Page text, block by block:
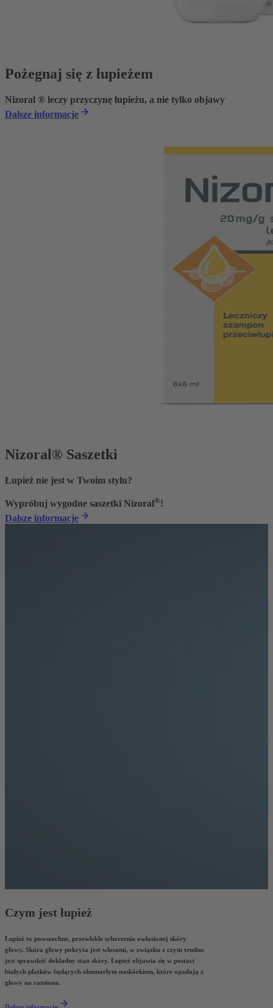
Pożegnaj się z łupieżem
Nizoral ® leczy przyczynę łupieżu, a nie tylko objawy
Dalsze informacje
Nizoral® Saszetki
Łupież nie jest w Twoim stylu?
Wypróbuj wygodne saszetki Nizoral®!
Dalsze informacje
Czym jest łupież
Łupież to powszechne, przewlekłe schorzenie owłosionej skóry
głowy. Skóra głowy pokryta jest włosami, w związku z czym trudno
jest sprawdzić dokładny stan skóry. Łupież objawia się w postaci
białych płatków będących obumarłym naskórkiem, które opadają z
głowy na ramiona.